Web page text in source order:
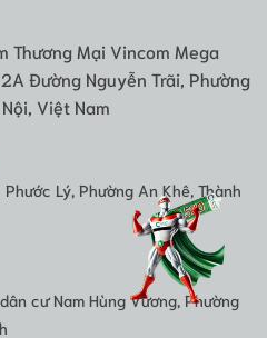
Thương Mại Vincom Mega
Đường Nguyễn Trãi, Phường
Việt Nam
Lý, Phường An Khê, Thành
cư Nam Hùng Vương, Phường